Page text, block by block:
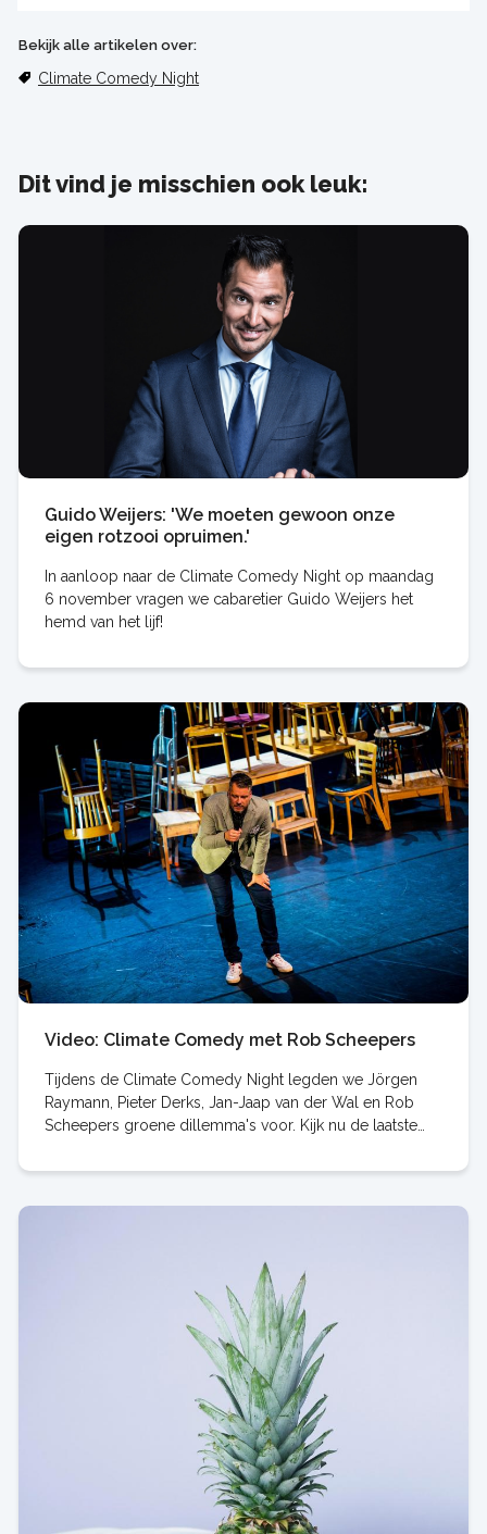
Bekijk alle artikelen over:
Climate Comedy Night
Dit vind je misschien ook leuk:
Guido Weijers: 'We moeten gewoon onze
eigen rotzooi opruimen.'
In aanloop naar de Climate Comedy Night op maandag
6 november vragen we cabaretier Guido Weijers het
hemd van het lijf!
Video: Climate Comedy met Rob Scheepers
Tijdens de Climate Comedy Night legden we Jörgen
Raymann, Pieter Derks, Jan-Jaap van der Wal en Rob
Scheepers groene dillemma's voor. Kijk nu de laatste